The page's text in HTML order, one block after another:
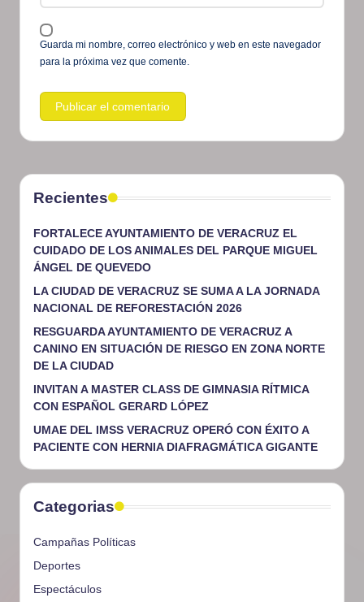
Guarda mi nombre, correo electrónico y web en este navegador
para la próxima vez que comente.
Recientes
FORTALECE AYUNTAMIENTO DE VERACRUZ EL
CUIDADO DE LOS ANIMALES DEL PARQUE MIGUEL
ÁNGEL DE QUEVEDO
LA CIUDAD DE VERACRUZ SE SUMA A LA JORNADA
NACIONAL DE REFORESTACIÓN 2026
RESGUARDA AYUNTAMIENTO DE VERACRUZ A
CANINO EN SITUACIÓN DE RIESGO EN ZONA NORTE
DE LA CIUDAD
INVITAN A MASTER CLASS DE GIMNASIA RÍTMICA
CON ESPAÑOL GERARD LÓPEZ
UMAE DEL IMSS VERACRUZ OPERÓ CON ÉXITO A
PACIENTE CON HERNIA DIAFRAGMÁTICA GIGANTE
Categorias
Campañas Políticas
Deportes
Espectáculos